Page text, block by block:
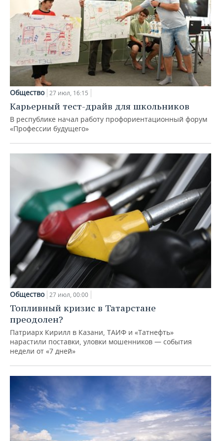
Общество 27 июл, 16:15
Карьерный тест-драйв для школьников
В республике начал работу профориентационный форум
«Профессии будущего»
Общество 27 июл, 00:00
Топливный кризис в Татарстане
преодолен?
Патриарх Кирилл в Казани, ТАИФ и «Татнефть»
нарастили поставки, уловки мошенников — события
недели от «7 дней»